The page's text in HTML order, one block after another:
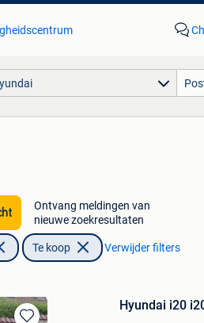
Ontvang meldingen van
nieuwe zoekresultaten
Te koop Verwijder filters
Hyundai i20